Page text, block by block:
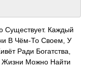
Каждый
В Чём-То Своем, У
Ради Бога­тства,
Можно Найти